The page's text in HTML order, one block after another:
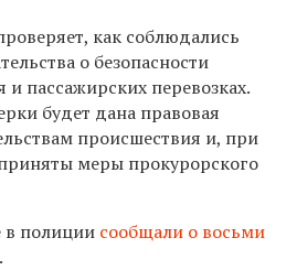
как соблюдались
о безопасности
пассажирских перевозках.
будет дана правовая
происшествия и, при
меры прокурорского
в полиции сообщали о восьми
.